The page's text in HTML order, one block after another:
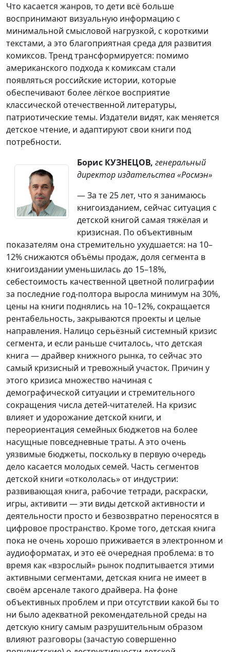
Что касается жанров, то дети всё больше
воспринимают визуальную информацию с
минимальной смысловой нагрузкой, с короткими
текстами, а это благоприятная среда для развития
комиксов. Тренд трансформируется: помимо
американского подхода к комиксам стали
появляться российские истории, которые
обеспечивают более лёгкое восприятие
классической отечественной литературы,
патриотические темы. Издатели видят, как меняется
детское чтение, и адаптируют свои книги под
потребности.
Борис КУЗНЕЦОВ, генеральный
директор издательства «Росмэн»
— За те 25 лет, что я занимаюсь
книгоизданием, сейчас ситуация с
детской книгой самая тяжёлая и
кризисная. По объективным
показателям она стремительно ухудшается: на 10–
12% снижаются объёмы продаж, доля сегмента в
книгоиздании уменьшилась до 15–18%,
себестоимость качественной цветной полиграфии
за последние год-полтора выросла минимум на 30%,
цены на книги поднялись на 10–12%, сокращается
рентабельность, закрываются проекты и целые
направления. Налицо серьёзный системный кризис
сегмента, и если раньше считалось, что детская
книга — драйвер книжного рынка, то сейчас это
самый кризисный и тревожный участок. Причин у
этого кризиса множество начиная с
демографической ситуации и стремительного
сокращения числа детей-читателей. На кризис
влияет и удорожание детской книги, и
переориентация семейных бюджетов на более
насущные повседневные траты. А это очень
уязвимые бюджеты, поскольку в первую очередь
дело касается молодых семей. Часть сегментов
детской книги «откололась» от индустрии:
развивающая книга, рабочие тетради, раскраски,
игры, активити — эти виды детской активности и
деятельности просто и безвозвратно переносятся в
цифровое пространство. Кроме того, детская книга
пока не очень хорошо приживается в электронном и
аудиоформатах, и это её очередная проблема: в то
время как «взрослый» рынок подпитывается этими
активными сегментами, детская книга не имеет в
своём арсенале такого драйвера. На фоне
объективных проблем и при отсутствии какой бы то
ни было адекватной рекомендательной среды на
детскую книгу самым разрушительным образом
влияют разговоры (зачастую совершенно